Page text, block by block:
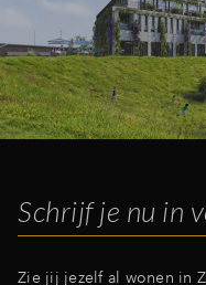
Schrijf je nu in
Zie jij jezelf al wonen in